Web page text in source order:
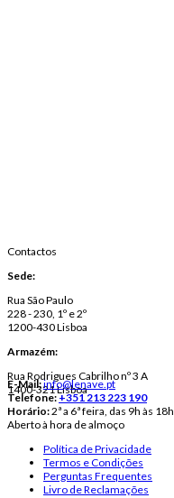
Contactos
Sede:
Rua São Paulo
228 - 230, 1º e 2º
1200-430 Lisboa
Armazém:
Rua Rodrigues Cabrilho nº 3 A
1400-321 Lisboa
E-Mail:info@lenave.pt
Telefone:+351 213 223 190
Horário:2ª a 6ª feira, das 9h às 18h
Aberto à hora de almoço
Política de Privacidade
Termos e Condições
Perguntas Frequentes
Livro de Reclamações